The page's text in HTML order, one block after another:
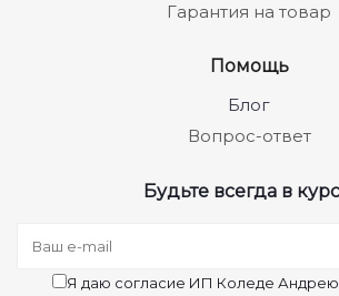
Гарантия на товар
Помощь
Блог
Вопрос-ответ
Будьте всегда в
Я даю согласие ИП Коледе Андрею